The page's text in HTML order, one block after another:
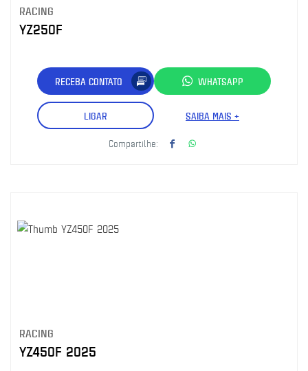
RACING
YZ250F
RECEBA CONTATO WHATSAPP
LIGAR SAIBA MAIS +
Compartilhe:
RACING
YZ450F 2025